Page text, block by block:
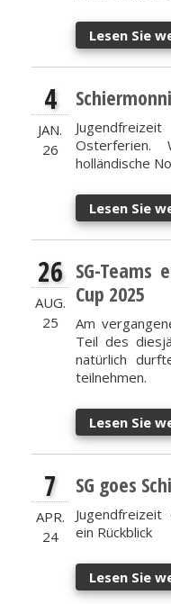
Lesen Sie
4
JAN.
26
holländische
Lesen Sie
26
AUG.
25
SG-Teams
Cup 2025
Am
Teil des
natürlich
teilnehmen.
Lesen Sie
7
APR.
24
SG goes
ein Rückblick
Lesen Sie